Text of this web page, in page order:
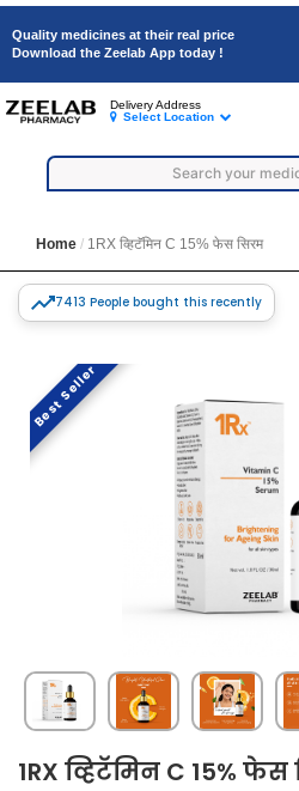
Quality medicines at their real price
Download the Zeelab App today !
Delivery Address
Select Location
Home 1RX व्हिटॅमिन C 15% फेस सिरम
7413 People bought this recently
Best Seller
1RX व्हिटॅमिन C 15%